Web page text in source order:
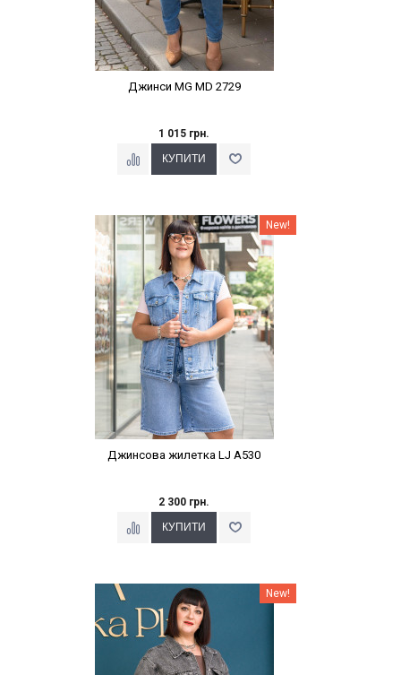
Джинси MG MD 2729
1 015 грн.
Наклейки Варіант з % New!
Джинсова жилетка LJ A530
2 300 грн.
Наклейки Варіант з % New!